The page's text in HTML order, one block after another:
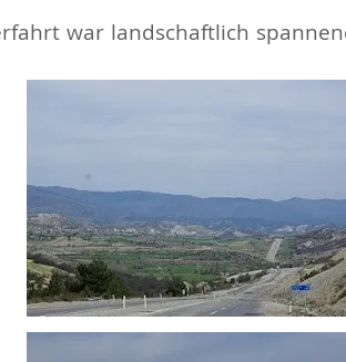
war landschaftlich